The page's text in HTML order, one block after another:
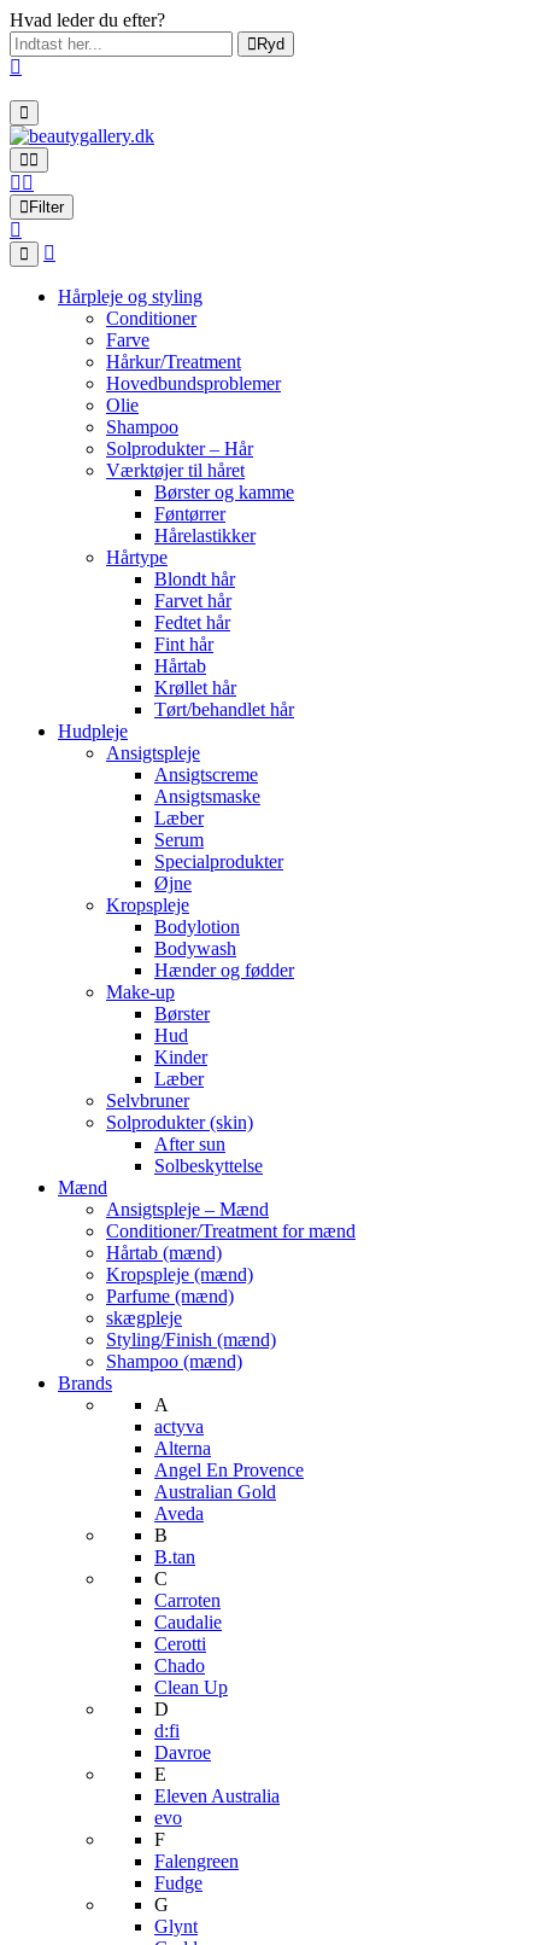
Hvad leder du efter?
Ryd
Filter
Hårpleje og styling
Conditioner
Farve
Hårkur/Treatment
Hovedbundsproblemer
Olie
Shampoo
Solprodukter – Hår
Værktøjer til håret
Børster og kamme
Føntørrer
Hårelastikker
Hårtype
Blondt hår
Farvet hår
Fedtet hår
Fint hår
Hårtab
Krøllet hår
Tørt/behandlet hår
Hudpleje
Ansigtspleje
Ansigtscreme
Ansigtsmaske
Læber
Serum
Specialprodukter
Øjne
Kropspleje
Bodylotion
Bodywash
Hænder og fødder
Make-up
Børster
Hud
Kinder
Læber
Selvbruner
Solprodukter (skin)
After sun
Solbeskyttelse
Mænd
Ansigtspleje – Mænd
Conditioner/Treatment for mænd
Hårtab (mænd)
Kropspleje (mænd)
Parfume (mænd)
skægpleje
Styling/Finish (mænd)
Shampoo (mænd)
Brands
A
actyva
Alterna
Angel En Provence
Australian Gold
Aveda
B
B.tan
C
Carroten
Caudalie
Cerotti
Chado
Clean Up
D
d:fi
Davroe
E
Eleven Australia
evo
F
Falengreen
Fudge
G
Glynt